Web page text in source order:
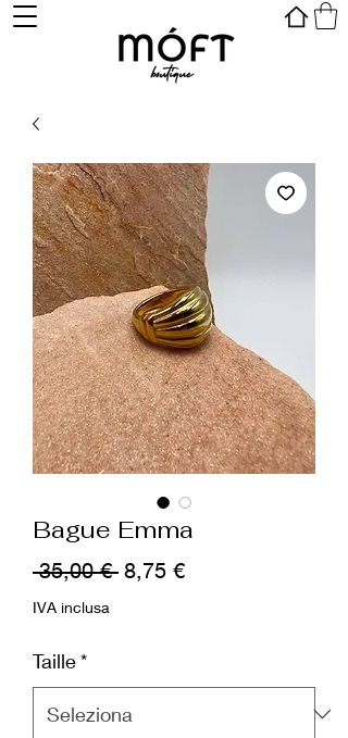
Bague Emma
35,00 € Prezzo
8,75 €Prezzo
IVA inclusa
Taille*